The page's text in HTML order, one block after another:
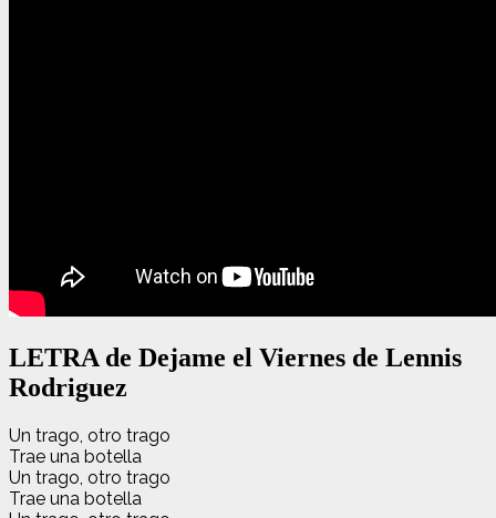
LETRA de Dejame el Viernes de Lennis
Rodriguez
Un trago, otro trago
Trae una botella
Un trago, otro trago
Trae una botella